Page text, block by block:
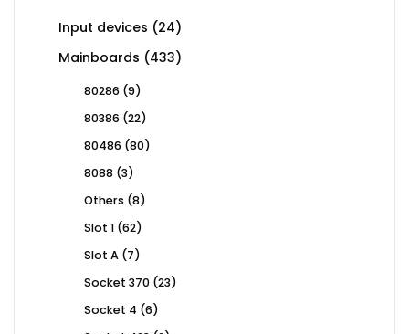
Input devices 2424
Mainboards 433433
80286 99
80386 2222
80486 8080
8088 33
Others 88
Slot 1 6262
Slot A 77
Socket 370 2323
Socket 4 66